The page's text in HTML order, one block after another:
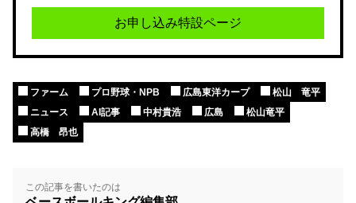
お申し込み特設ページ
ファーム プロ野球・NPB 広島東洋カープ
松山 竜平
ニュース
AI記事 中村貴浩 広島
松山竜平
高橋 昂也
この記事を書いたのは